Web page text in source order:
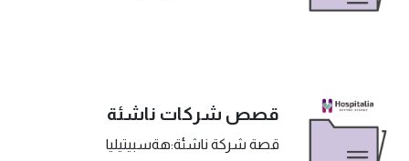
قصص شركات ناشئة
قصة شركة ناشئة:هةسبيتيليا